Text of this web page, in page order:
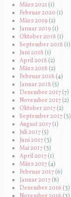
März 2021(1)
Februar 2020 (1)
März 2019 (2)
Januar 2019 (1)
Oktober 2018 (1)
September 2018 (1)
Juni 2018 (1)
April 2018 (2)
März 2018 (2)
Februar 2018(4)
Januar 2018 (5)
Dezember 2017(7)
November 2017(2)
Oktober 2017(2)
September 2017(3)
August 2017(1)
Juli 2017(5)
Juni 2017(3)
Mai 2017(3)
April 2017(1)
März 2017(4)
Februar 2017(6)
Januar 2017(8)
Dezember 2016 (3)